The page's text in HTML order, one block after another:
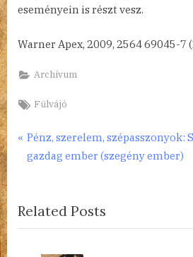
eseményein is részt vesz.
Warner Apex, 2009, 2564 69045-7
Archívum
Tags:
Fülvájó
Bejegyzés
navigáció
P
r
i
o
Pénz, szerelem, szépasszonyok:
gazdag ember (szegény ember)
Related Posts